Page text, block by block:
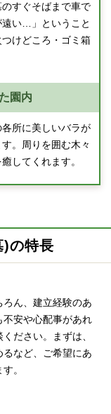
すぐそばまで車で
い…」ということ
けどころ・ゴミ箱
園内
所に美しいバラが
。周りを囲む木々
してくれます。
)の特長
ん、建立経験のあ
安や心配事があれ
ださい。まずは、
など、ご希望にあ
。